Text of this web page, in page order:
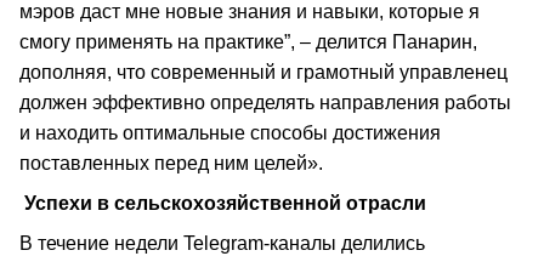
мэров даст мне новые знания и навыки, которые я
смогу применять на практике”, – делится Панарин,
дополняя, что современный и грамотный управленец
должен эффективно определять направления работы
и находить оптимальные способы достижения
поставленных перед ним целей».
Успехи в сельскохозяйственной отрасли
В течение недели Telegram-каналы делились